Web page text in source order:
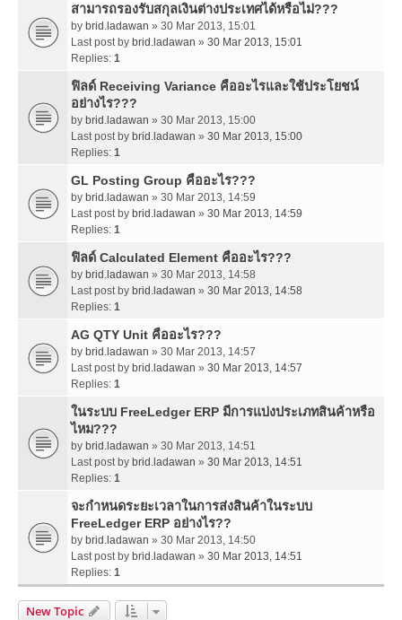
สามารถรองรับสกุลเงินต่างประเทศได้หรือไม่???
by brid.ladawan » 30 Mar 2013, 15:01
Last post by brid.ladawan » 30 Mar 2013, 15:01
Replies: 1
ฟิลด์ Receiving Variance คืออะไรและใช้ประโยชน์
อย่างไร???
by brid.ladawan » 30 Mar 2013, 15:00
Last post by brid.ladawan » 30 Mar 2013, 15:00
Replies: 1
GL Posting Group คืออะไร???
by brid.ladawan » 30 Mar 2013, 14:59
Last post by brid.ladawan » 30 Mar 2013, 14:59
Replies: 1
ฟิลด์ Calculated Element คืออะไร???
by brid.ladawan » 30 Mar 2013, 14:58
Last post by brid.ladawan » 30 Mar 2013, 14:58
Replies: 1
AG QTY Unit คืออะไร???
by brid.ladawan » 30 Mar 2013, 14:57
Last post by brid.ladawan » 30 Mar 2013, 14:57
Replies: 1
ในระบบ FreeLedger ERP มีการแบ่งประเภทสินค้าหรือ
ไหม???
by brid.ladawan » 30 Mar 2013, 14:51
Last post by brid.ladawan » 30 Mar 2013, 14:51
Replies: 1
จะกำหนดระยะเวลาในการส่งสินค้าในระบบ
FreeLedger ERP อย่างไร??
by brid.ladawan » 30 Mar 2013, 14:50
Last post by brid.ladawan » 30 Mar 2013, 14:51
Replies: 1
New Topic